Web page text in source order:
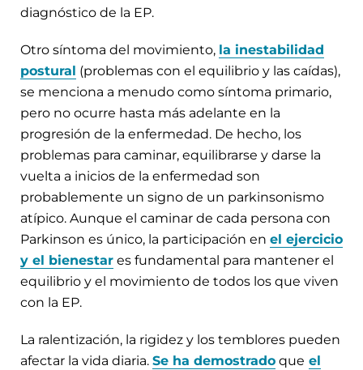
diagnóstico de la EP.
Otro síntoma del movimiento, la inestabilidad
postural (problemas con el equilibrio y las caídas),
se menciona a menudo como síntoma primario,
pero no ocurre hasta más adelante en la
progresión de la enfermedad. De hecho, los
problemas para caminar, equilibrarse y darse la
vuelta a inicios de la enfermedad son
probablemente un signo de un parkinsonismo
atípico. Aunque el caminar de cada persona con
Parkinson es único, la participación en el ejercicio
y el bienestar es fundamental para mantener el
equilibrio y el movimiento de todos los que viven
con la EP.
La ralentización, la rigidez y los temblores pueden
afectar la vida diaria. Se ha demostrado que el